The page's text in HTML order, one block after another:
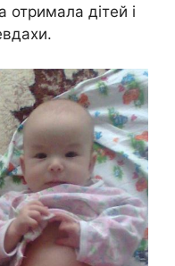
отримала дітей і